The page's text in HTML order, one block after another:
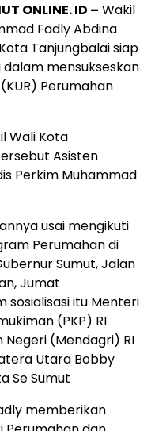
ONLINE. ID – Wakil
Fadly Abdina
Tanjungbalai siap
mensukseskan
Perumahan
Wali Kota
Asisten
Perkim Muhammad
usai mengikuti
Perumahan di
Sumut, Jalan
Jumat
sosialisasi itu Menteri
(PKP) RI
(Mendagri) RI
Utara Bobby
Se Sumut
memberikan